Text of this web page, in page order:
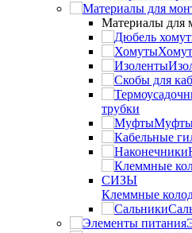
Материалы для
трубки
Клеммные